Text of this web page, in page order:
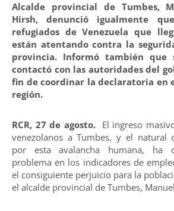
Alcalde provincial de Tumbes,
Hirsh, denunció igualmente
refugiados de Venezuela que
están atentando contra la
provincia. Informó también que
contactó con las autoridades del
fin de coordinar la declaratoria en
región.
RCR, 27 de agosto.El ingreso
venezolanos a Tumbes, y el natural
por esta avalancha humana, ha
problema en los indicadores de
el consiguiente perjuicio para la
el alcalde provincial de Tumbes,